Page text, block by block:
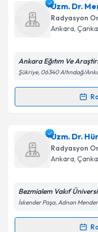
Dr. Hüsnü Murat
talebi oluşturun.
için bir takvim
bilgilendireceğiz.
Kişisel
kapsamda
Uzm. Dr.
Radyasyon
Ankara,
Ankara Eğıtım Ve
Şükriye, 06340 Altındağ/
Randevu
Uzm. Dr. Meral
oluşturun. Size bu
takvim
Kişisel
Uzm. Dr.
Radyasyon
Ankara,
Bezmialem Vakıf
İskender Paşa, Adnan